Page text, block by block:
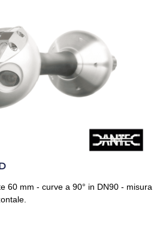
60 mm - curve a 90° in DN90 - misura